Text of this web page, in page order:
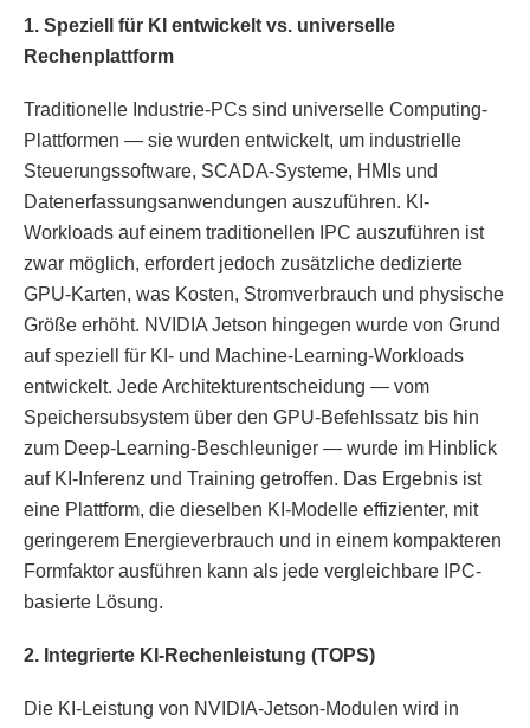
1. Speziell für KI entwickelt vs. universelle
Rechenplattform
Traditionelle Industrie-PCs sind universelle Computing-
Plattformen — sie wurden entwickelt, um industrielle
Steuerungssoftware, SCADA-Systeme, HMIs und
Datenerfassungsanwendungen auszuführen. KI-
Workloads auf einem traditionellen IPC auszuführen ist
zwar möglich, erfordert jedoch zusätzliche dedizierte
GPU-Karten, was Kosten, Stromverbrauch und physische
Größe erhöht. NVIDIA Jetson hingegen wurde von Grund
auf speziell für KI- und Machine-Learning-Workloads
entwickelt. Jede Architekturentscheidung — vom
Speichersubsystem über den GPU-Befehlssatz bis hin
zum Deep-Learning-Beschleuniger — wurde im Hinblick
auf KI-Inferenz und Training getroffen. Das Ergebnis ist
eine Plattform, die dieselben KI-Modelle effizienter, mit
geringerem Energieverbrauch und in einem kompakteren
Formfaktor ausführen kann als jede vergleichbare IPC-
basierte Lösung.
2. Integrierte KI-Rechenleistung (TOPS)
Die KI-Leistung von NVIDIA-Jetson-Modulen wird in